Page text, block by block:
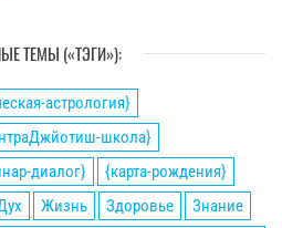
ТЕМЫ («ТЭГИ»):
астрология}
школа}
диалог}
{карта-рождения}
Жизнь Здоровье
Знание